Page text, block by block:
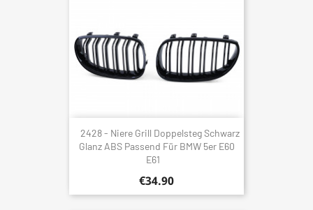
2428 - Niere Grill Doppelsteg Schwarz
Glanz ABS Passend Für BMW 5er E60
E61
€34.90